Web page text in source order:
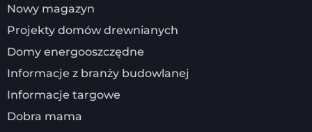
Nowy magazyn
Projekty domów drewnianych
Domy energooszczędne
Informacje z branży budowlanej
Informacje targowe
Dobra mama